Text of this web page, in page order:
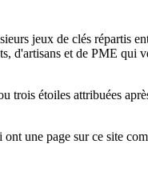
jeux de clés répartis
et de PME qui
trois étoiles attribuées
une page sur ce site